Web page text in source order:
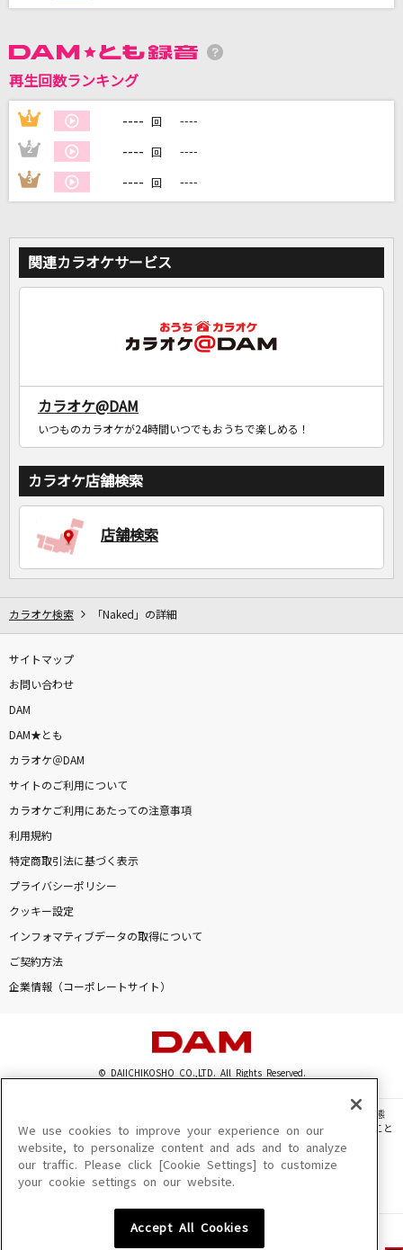
再生回数ランキング
1 ---- 回 ----
2 ---- 回 ----
3 ---- 回 ----
関連カラオケサービス
カラオケ@DAM
いつものカラオケが24時間いつでもおうちで楽しめる！
カラオケ店舗検索
店舗検索
カラオケ検索 「Naked」の詳細
サイトマップ
お問い合わせ
DAM
DAM★とも
カラオケ＠DAM
サイトのご利用について
カラオケご利用にあたっての注意事項
利用規約
特定商取引法に基づく表示
プライバシーポリシー
クッキー設定
インフォマティブデータの取得について
ご契約方法
企業情報（コーポレートサイト）
© DAIICHIKOSHO CO.,LTD. All Rights Reserved.
このサイトに掲載されている一切の文章・画像・写真・動画・音声等を、手段や形態
を問わず、著作権法の定める範囲を超えて無断で複製、転載、ファイル化などすること
を禁じます。
楽曲及びコンテンツは、機種によりご利用いただけない場合があります。
楽曲及びコンテンツの配信日、配信内容が変更になる場合があります。
We use cookies to improve your experience on our
website, to personalize content and ads and to analyze
our traffic. Please click [Cookie Settings] to customize
your cookie settings on our website.
Accept All Cookies